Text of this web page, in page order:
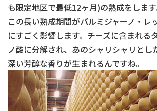
も限定地区で最低12ヶ月)の熟成をします
この長い熟成期間がパルミジャーノ・レ
にすごく影響します。チーズに含まれる
ノ酸に分解され、あのシャリシャリとし
深い芳醇な香りが生まれるんですね。